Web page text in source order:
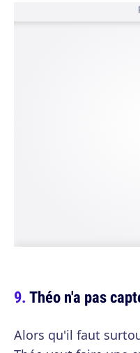
Théo n'a pas
Alors qu'il faut